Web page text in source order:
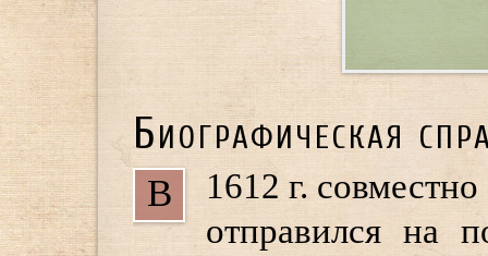
Биографическая
В
1612 г.
отправился на